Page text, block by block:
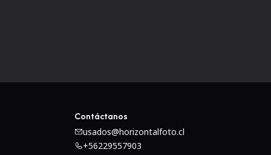
Contáctanos
usados@horizontalfoto.cl
+56229557903